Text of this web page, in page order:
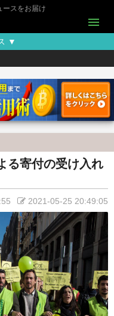
ースをお届け
menu
▼
る寄付の受け入れ
2021-05-25 20:49:05